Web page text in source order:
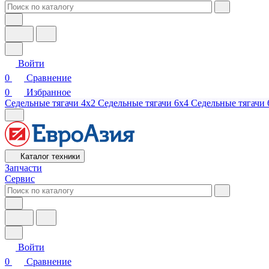
Войти
0
Сравнение
0
Избранное
Седельные тягачи 4х2 Седельные тягачи 6х4 Седельные тягачи
Каталог техники
Запчасти
Сервис
Войти
0
Сравнение